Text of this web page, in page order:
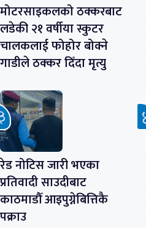
मोटरसाइकलको ठक्करबाट
लडेकी २१ वर्षीया स्कुटर
चालकलाई फोहोर बोक्ने
गाडीले ठक्कर दिँदा मृत्यु
रेड नोटिस जारी भएका
प्रतिवादी साउदीबाट
काठमाडौँ आइपुग्नेबित्तिकै
पक्राउ